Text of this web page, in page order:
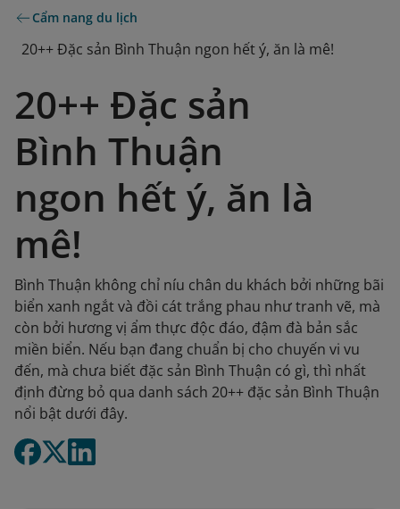
Cẩm nang du lịch
20++ Đặc sản Bình Thuận ngon hết ý, ăn là mê!
20++ Đặc sản
Bình Thuận
ngon hết ý, ăn là
mê!
Bình Thuận không chỉ níu chân du khách bởi những bãi
biển xanh ngắt và đồi cát trắng phau như tranh vẽ, mà
còn bởi hương vị ẩm thực độc đáo, đậm đà bản sắc
miền biển. Nếu bạn đang chuẩn bị cho chuyến vi vu
đến, mà chưa biết đặc sản Bình Thuận có gì, thì nhất
định đừng bỏ qua danh sách 20++ đặc sản Bình Thuận
nổi bật dưới đây.